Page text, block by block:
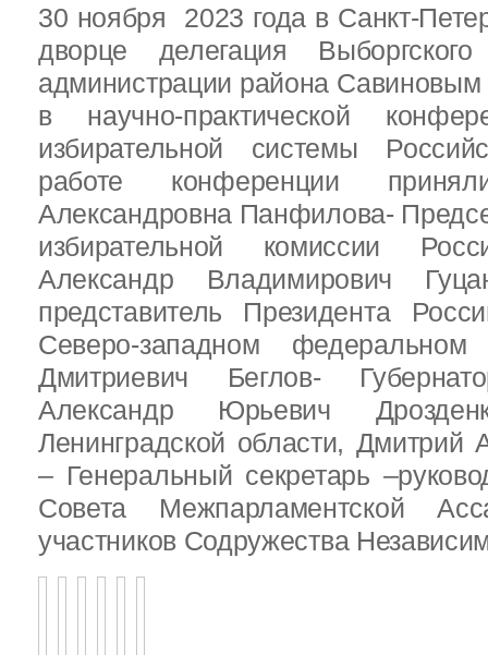
30 ноября 2023 года в Санкт-
дворце делегация
администрации района Савиновым
в научно-практической
избирательной системы
работе конференции
Александровна Панфилова-
избирательной комиссии
Александр Владимирович
представитель Президента
Северо-западном федеральном
Дмитриевич Беглов-
Александр Юрьевич
Ленинградской области, Дмитрий
– Генеральный секретарь
Совета Межпарламентской
участников Содружества